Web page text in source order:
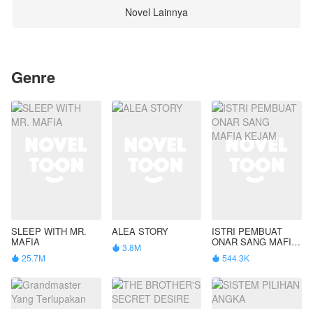
Novel Lainnya
Genre
SLEEP WITH MR.
MAFIA
 25.7M
ALEA STORY
 3.8M
ISTRI PEMBUAT
ONAR SANG MAFIA
KEJAM
 544.3K